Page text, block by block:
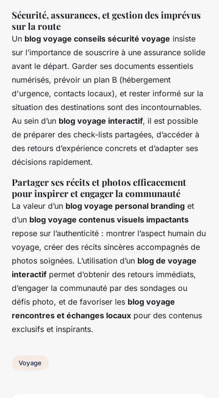
Sécurité, assurances, et gestion des imprévus
sur la route
Un blog voyage conseils sécurité voyage insiste
sur l’importance de souscrire à une assurance solide
avant le départ. Garder ses documents essentiels
numérisés, prévoir un plan B (hébergement
d'urgence, contacts locaux), et rester informé sur la
situation des destinations sont des incontournables.
Au sein d’un blog voyage interactif, il est possible
de préparer des check-lists partagées, d’accéder à
des retours d’expérience concrets et d’adapter ses
décisions rapidement.
Partager ses récits et photos efficacement
pour inspirer et engager la communauté
La valeur d’un blog voyage personal branding et
d’un blog voyage contenus visuels impactants
repose sur l’authenticité : montrer l’aspect humain du
voyage, créer des récits sincères accompagnés de
photos soignées. L’utilisation d’un blog de voyage
interactif permet d’obtenir des retours immédiats,
d’engager la communauté par des sondages ou
défis photo, et de favoriser les blog voyage
rencontres et échanges locaux pour des contenus
exclusifs et inspirants.
Voyage